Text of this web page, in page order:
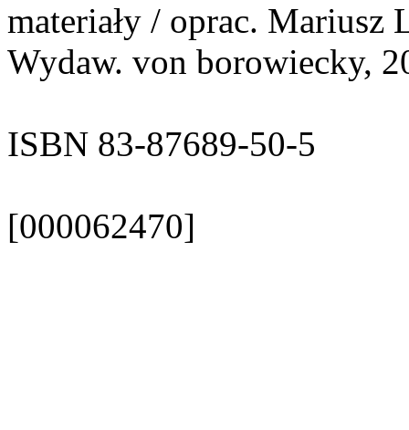
materiały / oprac. Mariusz
Wydaw. von borowiecky,
ISBN 83-87689-50-5
[000062470]